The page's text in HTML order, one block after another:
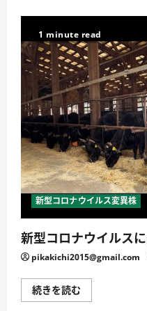
願
い」
に
つ
い
て
詳
し
く
読
む
き
な
い
季
節
外
れ
な
感
染
症！
摂
取
す
る
栄
養
成
分
で
わ
る
体
質
ウ
1 minute read
新型コロナウイルス変異株
新型コロナウイルス
pikakichi2015@gmail.com
続きを読む
型